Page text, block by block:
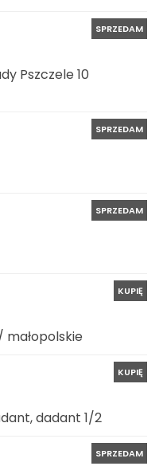
SPRZEDAM
Pszczele 10
SPRZEDAM
SPRZEDAM
KUPIĘ
małopolskie
KUPIĘ
dadant 1/2
SPRZEDAM